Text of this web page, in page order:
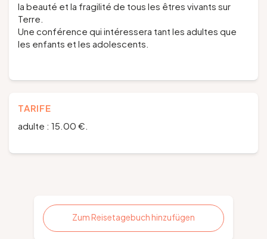
la beauté et la fragilité de tous les êtres vivants sur
Terre.
Une conférence qui intéressera tant les adultes que
les enfants et les adolescents.
TARIFE
adulte : 15.00 €.
Zum Reisetagebuch hinzufügen